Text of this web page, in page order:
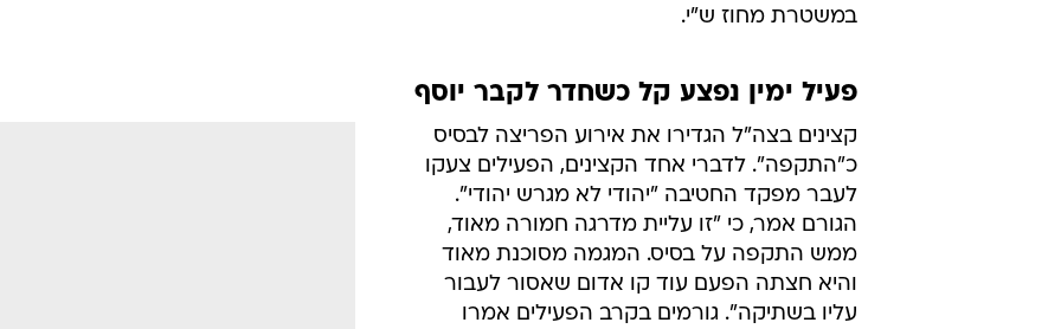
במשטרת מחוז ש"י.
פעיל ימין נפצע קל כשחדר לקבר יוסף
קצינים בצה"ל הגדירו את אירוע הפריצה לבסיס
כ"התקפה". לדברי אחד הקצינים, הפעילים צעקו
לעבר מפקד החטיבה "יהודי לא מגרש יהודי".
הגורם אמר, כי "זו עליית מדרגה חמורה מאוד,
ממש התקפה על בסיס. המגמה מסוכנת מאוד
והיא חצתה הפעם עוד קו אדום שאסור לעבור
עליו בשתיקה". גורמים בקרב הפעילים אמרו